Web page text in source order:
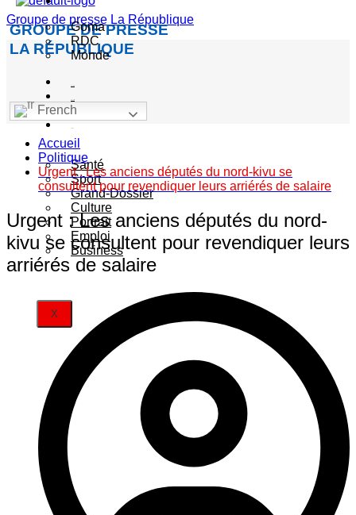
Groupe de presse La République
GROUPE DE PRESSE
LA RÉPUBLIQUE
Goma
RDC
Monde
Santé
Sport
Grand-Dossier
Culture
Portrait
Emploi
Business
X
French
Accueil
Politique
Urgent : Les anciens députés du nord-kivu se
consultent pour revendiquer leurs arriérés de salaire
Urgent : Les anciens députés du nord-
kivu se consultent pour revendiquer leurs
arriérés de salaire